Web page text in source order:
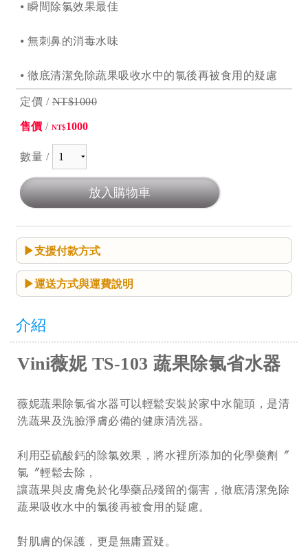
⦁ 瞬間除氯效果最佳
⦁ 無刺鼻的消毒水味
⦁ 徹底清潔免除蔬果吸收水中的氯後再被食用的疑慮
定價 /NT$1000
售價 / NT$1000
數量 /
支援付款方式
運送方式與運費說明
介紹
Vini薇妮 TS-103 蔬果除氯省水器
薇妮蔬果除氯省水器可以輕鬆安裝於家中水龍頭，是清
洗蔬果及洗臉淨膚必備的健康清洗器。
利用亞硫酸鈣的除氯效果，將水裡所添加的化學藥劑〞
氯〞輕鬆去除，
讓蔬果與皮膚免於化學藥品殘留的傷害，徹底清潔免除
蔬果吸收水中的氯後再被食用的疑慮。
對肌膚的保護，更是無庸置疑。